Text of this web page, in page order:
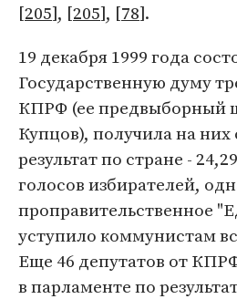
[205], [205], [78].
19 декабря 1999 года
Государственную думу
КПРФ (ее предвыборный
Купцов), получила на
результат по стране -
голосов избирателей,
проправительственное
уступило коммунистам
Еще 46 депутатов от
в парламенте по